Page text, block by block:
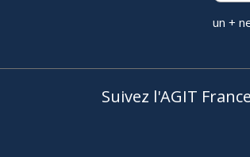
un +
Suivez l'AGIT France